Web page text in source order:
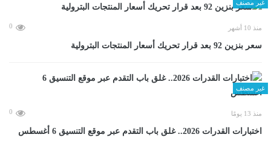
غير مصنف
منذ 10 أشهر 0
سعر بنزين 92 بعد قرار تحريك أسعار المنتجات البترولية
غير مصنف
منذ 13 يومًا 0
اختبارات القدرات 2026.. غلق باب التقدم عبر موقع التنسيق 6 أغسطس